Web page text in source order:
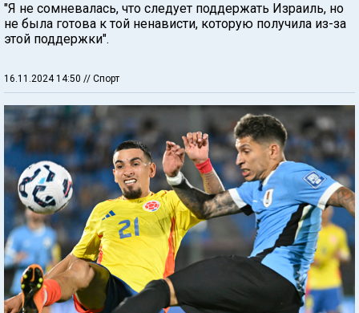
"Я не сомневалась, что следует поддержать Израиль, но
не была готова к той ненависти, которую получила из-за
этой поддержки".
16.11.2024 14:50 // Спорт